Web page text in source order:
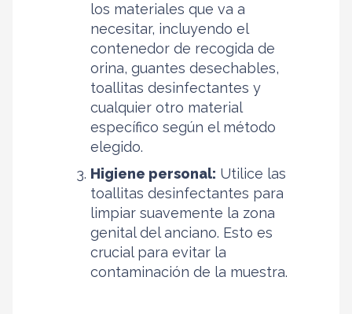
los materiales que va a
necesitar, incluyendo el
contenedor de recogida de
orina, guantes desechables,
toallitas desinfectantes y
cualquier otro material
específico según el método
elegido.
Higiene personal: Utilice las
toallitas desinfectantes para
limpiar suavemente la zona
genital del anciano. Esto es
crucial para evitar la
contaminación de la muestra.